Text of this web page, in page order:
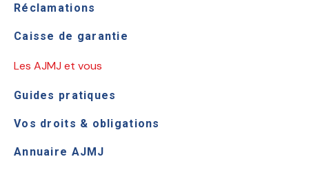
Réclamations
Caisse de garantie
Les AJMJ et vous
Guides pratiques
Vos droits & obligations
Annuaire AJMJ